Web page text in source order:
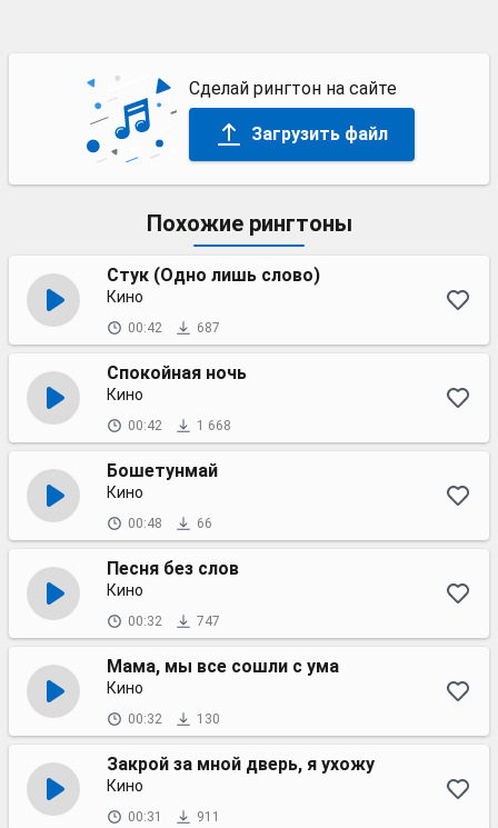
Сделай рингтон на сайте
Загрузить файл
Похожие рингтоны
Стук (Одно лишь слово)
Кино
00:42 687
Спокойная ночь
Кино
00:42 1 668
Бошетунмай
Кино
00:48 66
Песня без слов
Кино
00:32 747
Мама, мы все сошли с ума
Кино
00:32 130
Закрой за мной дверь, я ухожу
Кино
00:31 911